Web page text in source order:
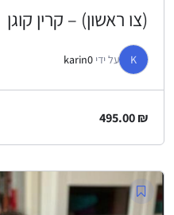
(צו ראשון) – קרין קוגן
K על ידי karin0
495.00₪